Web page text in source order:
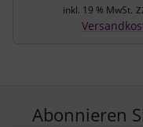
inkl. 19 % MwSt.
Abonnieren